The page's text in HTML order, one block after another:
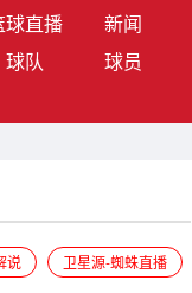
球直播
新闻
球队
球员
说 卫星源-蜘蛛直播